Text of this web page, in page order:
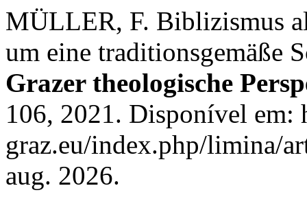
MÜLLER, F. Biblizismus
um eine traditionsgemäße
Grazer theologische
106, 2021. Disponível
graz.eu/index.php/limina/
aug. 2026.